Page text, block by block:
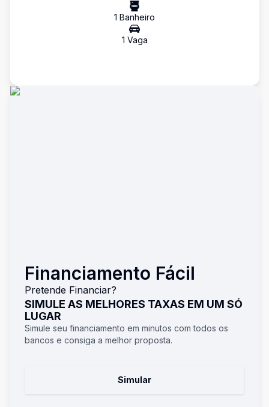
1 Banheiro
1 Vaga
Financiamento Fácil
Pretende Financiar?
SIMULE AS MELHORES TAXAS EM UM SÓ
LUGAR
Simule seu financiamento em minutos com todos os
bancos e consiga a melhor proposta.
Simular